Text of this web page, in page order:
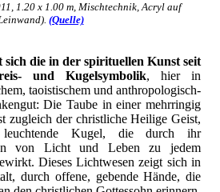
1.20 x 1.00 m, Mischtechnik, Acryl auf
(Quelle)
die in der spirituellen Kunst seit
und Kugelsymbolik, hier in
taoistischem und anthropologisch-
Die Taube in einer mehrringig
zugleich der christliche Heilige Geist,
Kugel, die durch ihr
von Licht und Leben zu jedem
Dieses Lichtwesen zeigt sich in
durch offene, gebende Hände, die